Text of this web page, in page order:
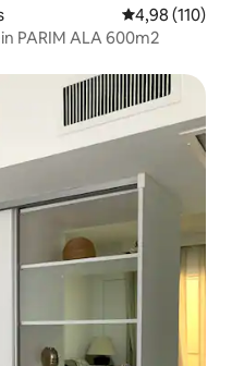
Keskmine
4,98 (110)
PARIM ALA 600m2